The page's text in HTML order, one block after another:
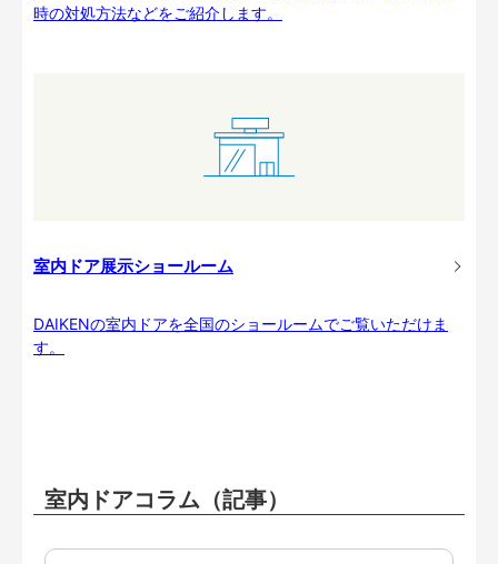
時の対処方法などをご紹介します。
室内ドア展示ショールーム
DAIKENの室内ドアを全国のショールームでご覧いただけま
す。
室内ドアコラム（記事）